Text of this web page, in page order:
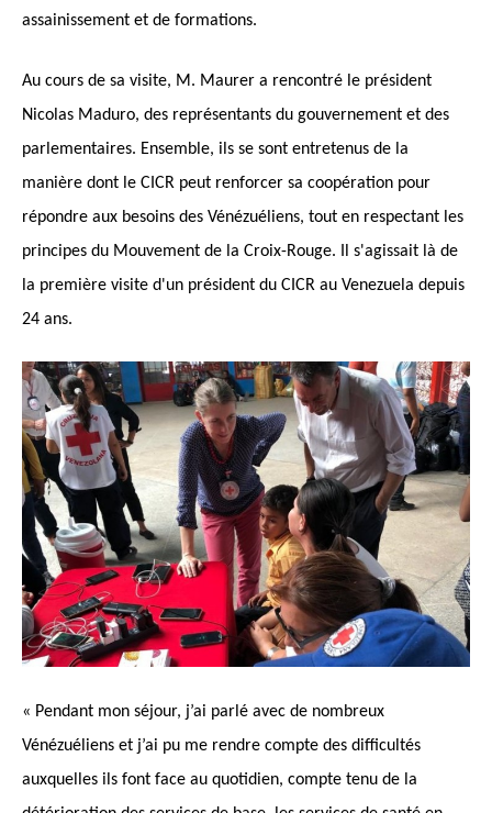
assainissement et de formations.
Au cours de sa visite, M. Maurer a rencontré le président
Nicolas Maduro, des représentants du gouvernement et des
parlementaires. Ensemble, ils se sont entretenus de la
manière dont le CICR peut renforcer sa coopération pour
répondre aux besoins des Vénézuéliens, tout en respectant les
principes du Mouvement de la Croix-Rouge. Il s'agissait là de
la première visite d'un président du CICR au Venezuela depuis
24 ans.
« Pendant mon séjour, j’ai parlé avec de nombreux
Vénézuéliens et j’ai pu me rendre compte des difficultés
auxquelles ils font face au quotidien, compte tenu de la